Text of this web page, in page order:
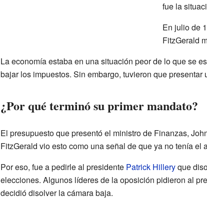
fue la
En julio de
FitzGerald
La economía estaba en una situación peor de lo que se
bajar los impuestos. Sin embargo, tuvieron que
¿Por qué terminó su primer mandato?
El presupuesto que presentó el ministro de Finanzas,
FitzGerald vio esto como una señal de que ya no tenía el
Por eso, fue a pedirle al presidente Patrick Hilleryque
elecciones. Algunos líderes de la oposición pidieron al
decidió disolver la cámara baja.